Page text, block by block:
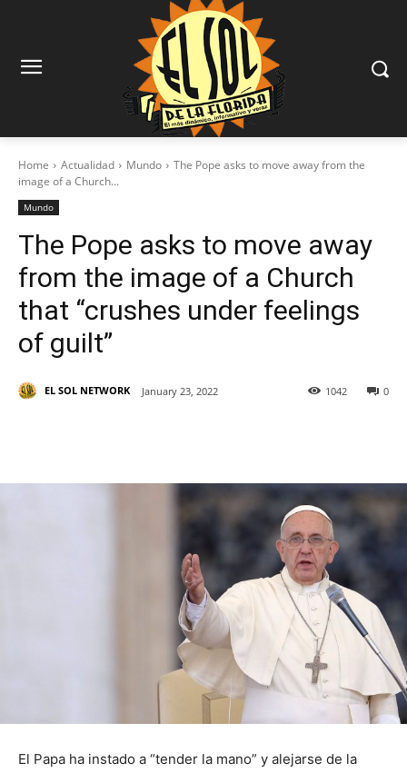
Home Actualidad Mundo
The Pope asks to move away from the
image of a Church...
Mundo
The Pope asks to move away
from the image of a Church
that “crushes under feelings
of guilt”
EL SOL NETWORK January 23, 2022 0
1042
El Papa ha instado a “tender la mano” y alejarse de la